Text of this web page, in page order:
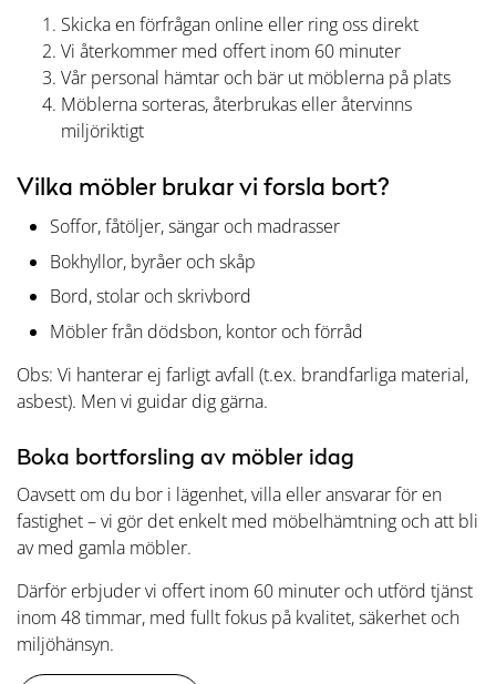
Skicka en förfrågan online eller ring oss direkt
Vi återkommer med offert inom 60 minuter
Vår personal hämtar och bär ut möblerna på plats
Möblerna sorteras, återbrukas eller återvinns
miljöriktigt
Vilka möbler brukar vi forsla bort?
Soffor, fåtöljer, sängar och madrasser
Bokhyllor, byråer och skåp
Bord, stolar och skrivbord
Möbler från dödsbon, kontor och förråd
Obs: Vi hanterar ej farligt avfall (t.ex. brandfarliga material,
asbest). Men vi guidar dig gärna.
Boka bortforsling av möbler idag
Oavsett om du bor i lägenhet, villa eller ansvarar för en
fastighet – vi gör det enkelt med möbelhämtning och att bli
av med gamla möbler.
Därför erbjuder vi offert inom 60 minuter och utförd tjänst
inom 48 timmar, med fullt fokus på kvalitet, säkerhet och
miljöhänsyn.